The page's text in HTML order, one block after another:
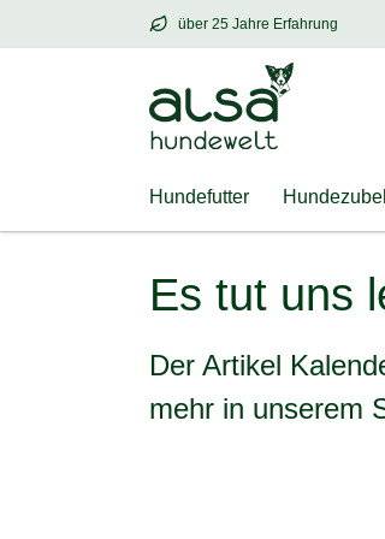
über 25 Jahre Erfahrung
über25 Jahre
Hundefutter
Kalender 2026 "Lhasa Apso"
Es tut uns
Der Artikel
mehr in unserem